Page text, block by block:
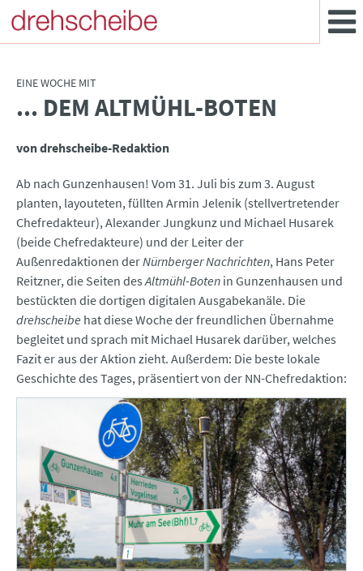
EINE WOCHE MIT
... DEM ALTMÜHL-BOTEN
von drehscheibe-Redaktion
Ab nach Gunzenhausen! Vom 31. Juli bis zum 3. August
planten, layouteten, füllten Armin Jelenik (stellvertretender
Chefredakteur), Alexander Jungkunz und Michael Husarek
(beide Chefredakteure) und der Leiter der
Außenredaktionen derNürnberger Nachrichten, Hans Peter
Reitzner, die Seiten desAltmühl-Boten in Gunzenhausen und
bestückten die dortigen digitalen Ausgabekanäle. Die
drehscheibe hat diese Woche der freundlichen Übernahme
begleitet und sprach mit Michael Husarek darüber, welches
Fazit er aus der Aktion zieht. Außerdem: Die beste lokale
Geschichte des Tages, präsentiert von der NN-Chefredaktion: